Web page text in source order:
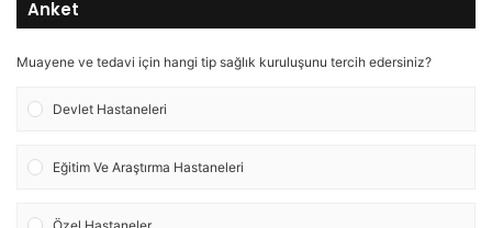
Anket
Muayene ve tedavi için hangi tip sağlık kuruluşunu tercih edersiniz?
Devlet Hastaneleri
Eğitim Ve Araştırma Hastaneleri